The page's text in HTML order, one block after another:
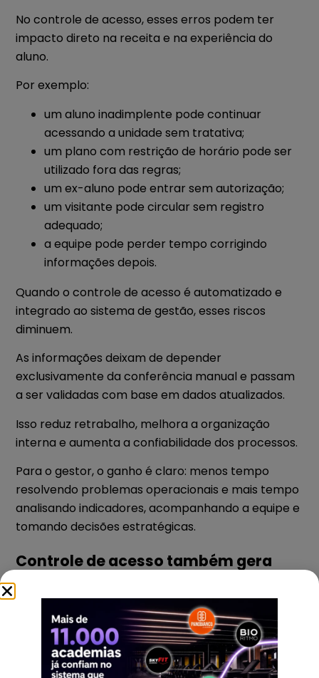
No controle de acesso, esses erros podem ter
impacto direto na receita e na experiência do
aluno.
Por exemplo:
um aluno inadimplente pode continuar
acessando a unidade sem tratativa;
um plano com restrição de horário pode ser
utilizado fora das regras;
um ex-aluno pode entrar sem autorização;
um visitante pode circular sem registro
adequado;
a equipe pode perder tempo corrigindo
informações depois.
Quando o controle de acesso é automatizado e
integrado ao sistema de gestão, esses riscos
diminuem.
As informações deixam de depender
exclusivamente da conferência manual e passam
a ser validadas com base em dados atualizados.
Isso reduz retrabalho, melhora a organização
interna e aumenta a confiabilidade dos processos.
Para o gestor, o ganho é claro: menos tempo
resolvendo problemas operacionais e mais tempo
analisando indicadores, acompanhando a equipe e
tomando decisões estratégicas.
Controle de acesso também gera
Muitos gestores enxergam o controle de acesso
apenas como uma ferramenta de entrada e saída.
Mas ele também pode ser uma fonte valiosa de